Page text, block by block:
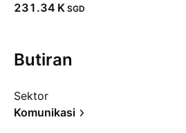
‪231.34 K‬ SGD
Butiran
Sektor
Komunikasi